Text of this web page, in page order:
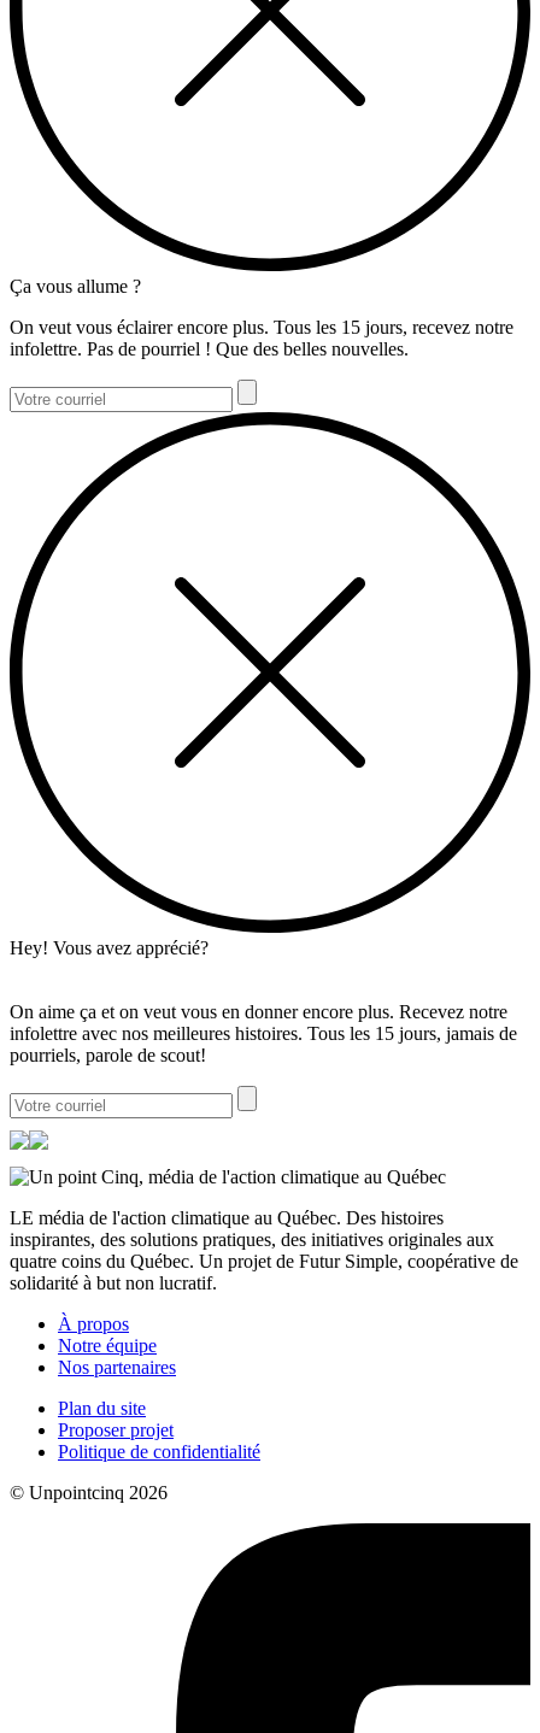
Ça vous allume ?
On veut vous éclairer encore plus. Tous les 15 jours, recevez notre
infolettre. Pas de pourriel ! Que des belles nouvelles.
Hey! Vous avez apprécié?
On aime ça et on veut vous en donner encore plus. Recevez notre
infolettre avec nos meilleures histoires. Tous les 15 jours, jamais de
pourriels, parole de scout!
LE média de l'action climatique au Québec. Des histoires
inspirantes, des solutions pratiques, des initiatives originales aux
quatre coins du Québec. Un projet de Futur Simple, coopérative de
solidarité à but non lucratif.
À propos
Notre équipe
Nos partenaires
Plan du site
Proposer projet
Politique de confidentialité
© Unpointcinq 2026